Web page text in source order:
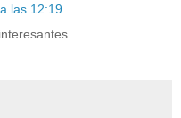
las 12:19